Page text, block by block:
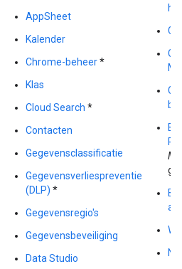
AppSheet
Kalender
Chrome-beheer*
Klas
Cloud Search *
Contacten
Gegevensclassificatie
Gegevensverliespreventie
(DLP) *
Gegevensregio's
Gegevensbeveiliging
Data Studio